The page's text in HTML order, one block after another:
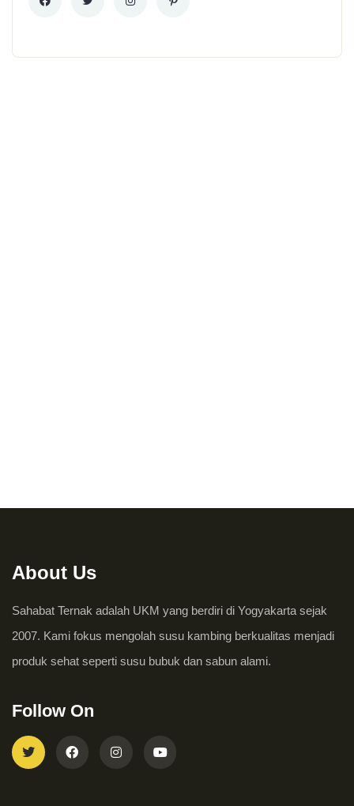
About Us
Sahabat Ternak adalah UKM yang berdiri di Yogyakarta sejak
2007. Kami fokus mengolah susu kambing berkualitas menjadi
produk sehat seperti susu bubuk dan sabun alami.
Follow On